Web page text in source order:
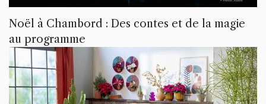
Noël à Chambord : Des contes et de la magie
au programme